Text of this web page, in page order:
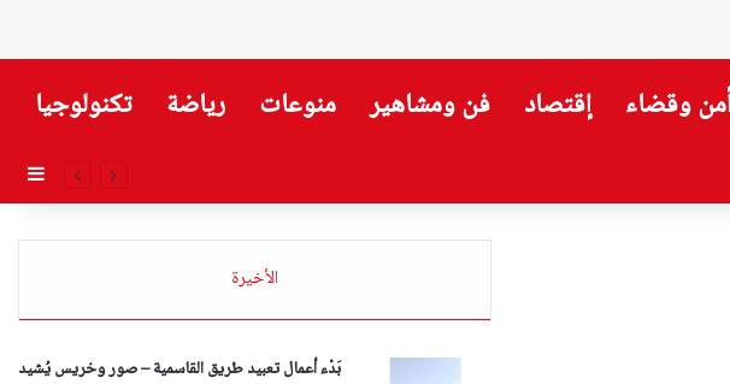
وقضاء إقتصاد فن ومشاهير منوعات رياضة تكنولوجيا
الأخيرة
بَدْء أعمال تعبيد طريق القاسمية – صور وخريس يُشيد